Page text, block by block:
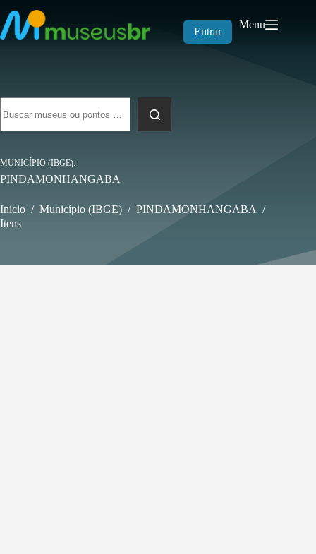
para
o
conteúdo
Entrar
Menu
resultados
MUNICÍPIO (IBGE)
PINDAMONHANGABA
Início / Município (IBGE) / PINDAMONHANGABA /
Itens